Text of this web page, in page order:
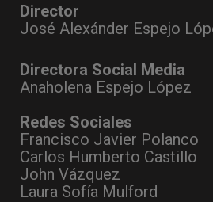
Director
José Alexánder Espejo
Directora Social Media
Anaholena Espejo López
Redes Sociales
Francisco Javier Polanco
Carlos Humberto Castillo
John Vázquez
Laura Sofía Mulford